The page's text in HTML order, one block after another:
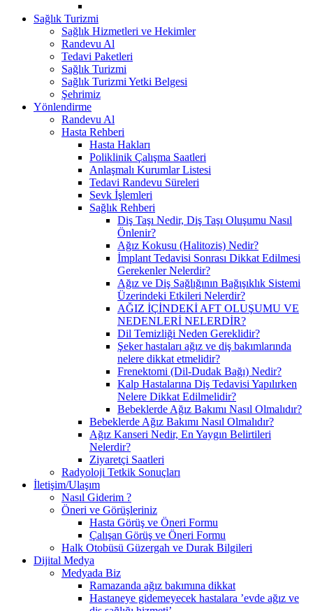
Sağlık Turizmi
Sağlık Hizmetleri ve Hekimler
Randevu Al
Tedavi Paketleri
Sağlık Turizmi
Sağlık Turizmi Yetki Belgesi
Şehrimiz
Yönlendirme
Randevu Al
Hasta Rehberi
Hasta Hakları
Poliklinik Çalışma Saatleri
Anlaşmalı Kurumlar Listesi
Tedavi Randevu Süreleri
Sevk İşlemleri
Sağlık Rehberi
Diş Taşı Nedir, Diş Taşı Oluşumu Nasıl
Önlenir?
Ağız Kokusu (Halitozis) Nedir?
İmplant Tedavisi Sonrası Dikkat Edilmesi
Gerekenler Nelerdir?
Ağız ve Diş Sağlığının Bağışıklık Sistemi
Üzerindeki Etkileri Nelerdir?
AĞIZ İÇİNDEKİ AFT OLUŞUMU VE
NEDENLERİ NELERDİR?
Dil Temizliği Neden Gereklidir?
Şeker hastaları ağız ve diş bakımlarında
nelere dikkat etmelidir?
Frenektomi (Dil-Dudak Bağı) Nedir?
Kalp Hastalarına Diş Tedavisi Yapılırken
Nelere Dikkat Edilmelidir?
Bebeklerde Ağız Bakımı Nasıl Olmalıdır?
Bebeklerde Ağız Bakımı Nasıl Olmalıdır?
Ağız Kanseri Nedir, En Yaygın Belirtileri
Nelerdir?
Ziyaretçi Saatleri
Radyoloji Tetkik Sonuçları
İletişim/Ulaşım
Nasıl Giderim ?
Öneri ve Görüşleriniz
Hasta Görüş ve Öneri Formu
Çalışan Görüş ve Öneri Formu
Halk Otobüsü Güzergah ve Durak Bilgileri
Dijital Medya
Medyada Biz
Ramazanda ağız bakımına dikkat
Hastaneye gidemeyecek hastalara ’evde ağız ve